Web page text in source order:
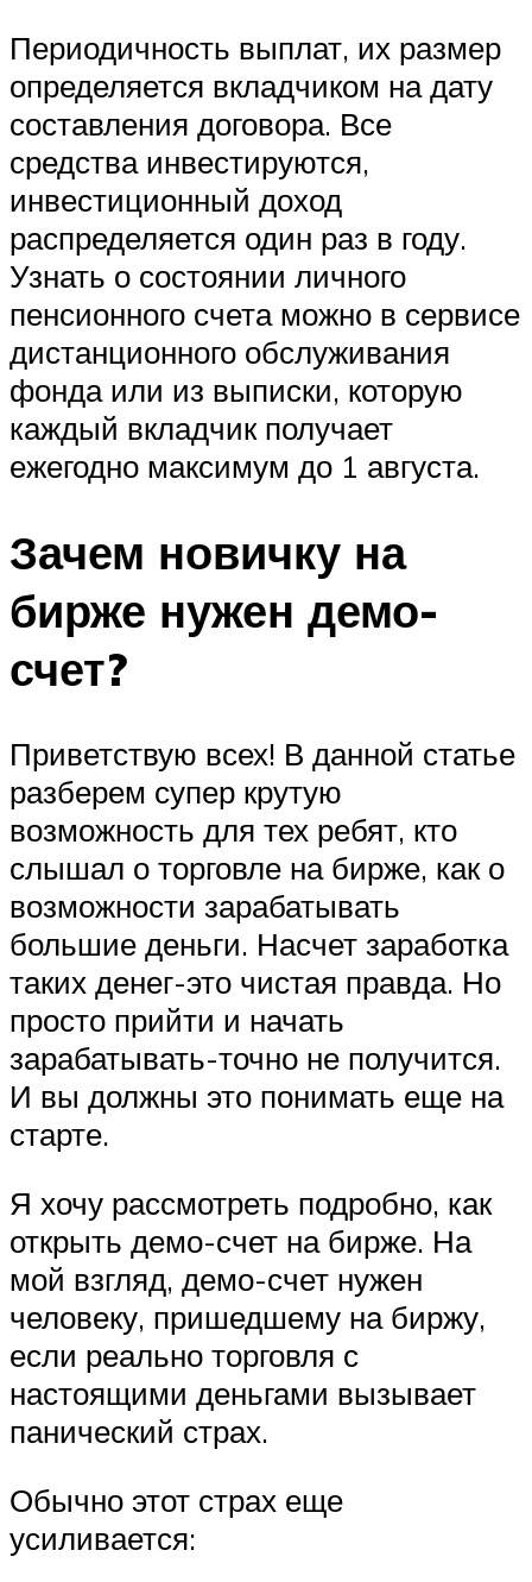
Периодичность выплат, их размер
определяется вкладчиком на дату
составления договора. Все
средства инвестируются,
инвестиционный доход
распределяется один раз в году.
Узнать о состоянии личного
пенсионного счета можно в сервисе
дистанционного обслуживания
фонда или из выписки, которую
каждый вкладчик получает
ежегодно максимум до 1 августа.
Зачем новичку на
бирже нужен демо-
счет?
Приветствую всех! В данной статье
разберем супер крутую
возможность для тех ребят, кто
слышал о торговле на бирже, как о
возможности зарабатывать
большие деньги. Насчет заработка
таких денег-это чистая правда. Но
просто прийти и начать
зарабатывать-точно не получится.
И вы должны это понимать еще на
старте.
Я хочу рассмотреть подробно, как
открыть демо-счет на бирже. На
мой взгляд, демо-счет нужен
человеку, пришедшему на биржу,
если реально торговля с
настоящими деньгами вызывает
панический страх.
Обычно этот страх еще
усиливается: